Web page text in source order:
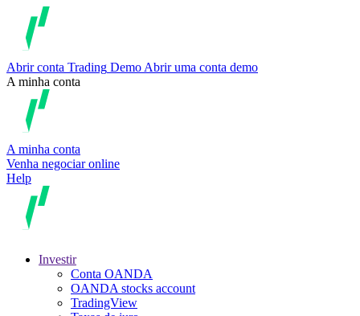
Abrir conta Trading Demo Abrir uma conta demo
A minha conta
A minha conta
Venha negociar online
Help
Investir
Conta OANDA
OANDA stocks account
TradingView